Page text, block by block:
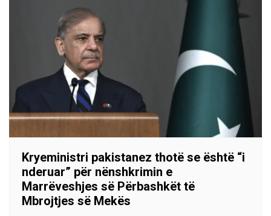
Kryeministri pakistanez thotë se është “i
nderuar” për nënshkrimin e
Marrëveshjes së Përbashkët të
Mbrojtjes së Mekës